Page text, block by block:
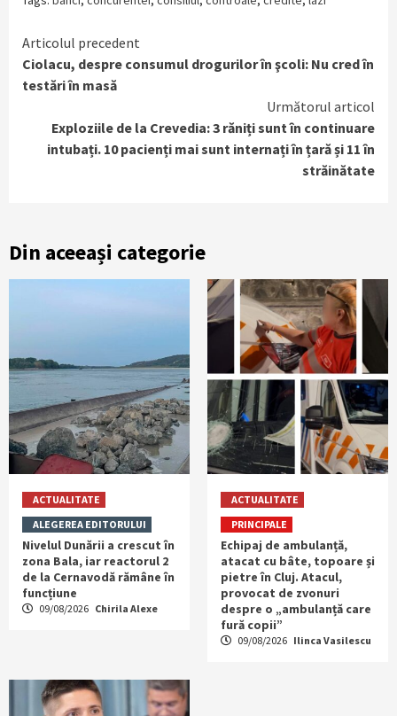
Continue
Reading
Articolul precedent
Ciolacu, despre consumul drogurilor în şcoli: Nu cred în
testări în masă
Următorul articol
Exploziile de la Crevedia: 3 răniți sunt în continuare
intubați. 10 pacienți mai sunt internați în țară și 11 în
străinătate
Din aceeași categorie
ACTUALITATE
ALEGEREA EDITORULUI
Nivelul Dunării a crescut în
zona Bala, iar reactorul 2
de la Cernavodă rămâne în
funcțiune
09/08/2026 Chirila Alexe
ACTUALITATE
PRINCIPALE
Echipaj de ambulanță,
atacat cu bâte, topoare și
pietre în Cluj. Atacul,
provocat de zvonuri
despre o „ambulanță care
fură copii”
09/08/2026 Ilinca Vasilescu